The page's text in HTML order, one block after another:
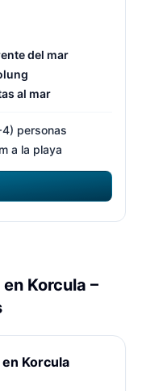
del mar
al mar
personas
a la playa
Korcula –
Korcula